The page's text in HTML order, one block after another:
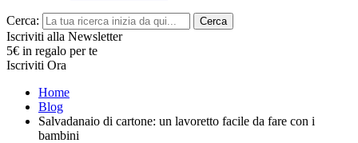
Cerca: Cerca
Iscriviti alla Newsletter
5€ in regalo per te
Iscriviti Ora
Home
Blog
Salvadanaio di cartone: un lavoretto facile da fare con i
bambini